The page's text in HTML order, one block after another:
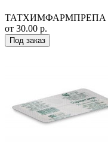
ТАТХИМФАРМПРЕПА
от 30.00 р.
Под заказ